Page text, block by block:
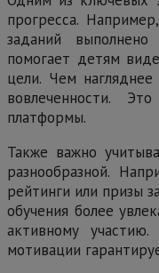
прогресса.
заданий
помогает детям
цели. Чем
вовлеченности.
платформы.
Также важно
разнообразной.
рейтинги или призы
обучения более
активному
мотивации